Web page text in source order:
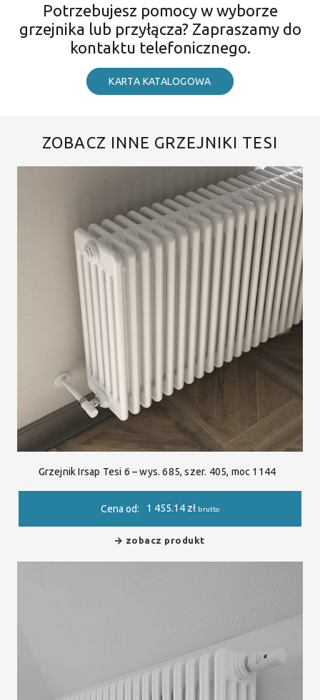
Potrzebujesz pomocy w wyborze
grzejnika lub przyłącza? Zapraszamy do
kontaktu telefonicznego.
KARTA KATALOGOWA
ZOBACZ INNE GRZEJNIKI TESI
Grzejnik Irsap Tesi 6 – wys. 685, szer. 405, moc 1144
Cena od: 1 455.14 zł brutto
zobacz produkt